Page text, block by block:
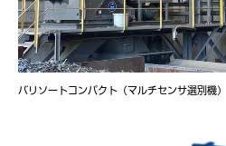
バリソートコンパクト（マルチセンサ選別機）